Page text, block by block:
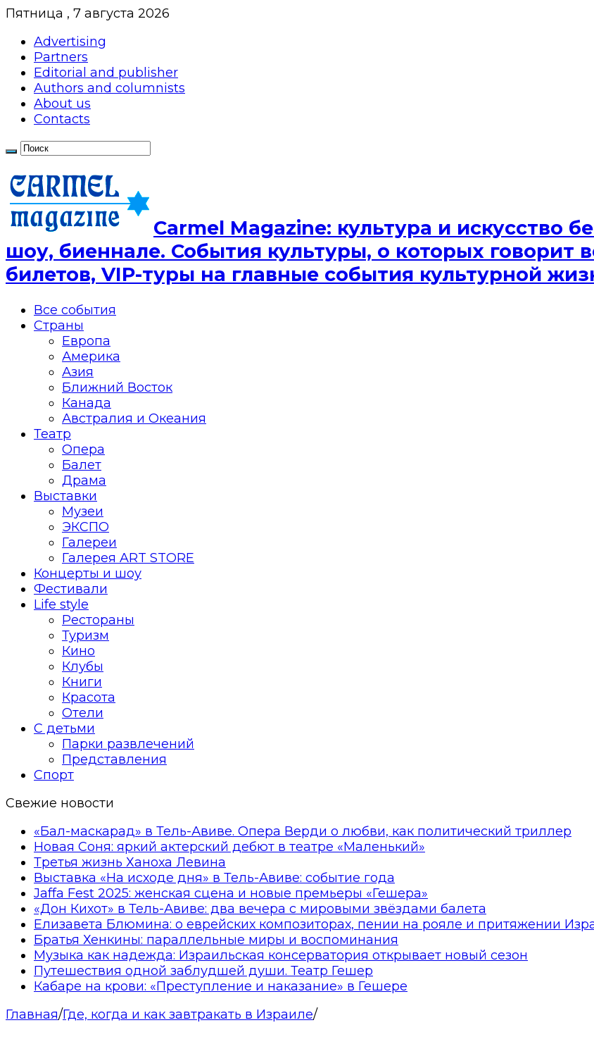
Пятница , 7 августа 2026
Advertising
Partners
Editorial and publisher
Authors and columnists
About us
Contacts
Сarmel Magazine: культура и искусство
шоу, биеннале. События культуры, о которых говорит
билетов, VIP-туры на главные события культурной
Все события
Страны
Европа
Америка
Азия
Ближний Восток
Канада
Австралия и Океания
Театр
Опера
Балет
Драма
Выставки
Музеи
ЭКСПО
Галереи
Галерея ART STORE
Концерты и шоу
Фестивали
Life style
Рестораны
Туризм
Кино
Клубы
Книги
Красота
Отели
С детьми
Парки развлечений
Представления
Спорт
Свежие новости
«Бал-маскарад» в Тель-Авиве. Опера Верди о любви, как политический триллер
Новая Соня: яркий актерский дебют в театре «Маленький»
Третья жизнь Ханоха Левина
Выставка «На исходе дня» в Тель-Авиве: событие года
Jaffa Fest 2025: женская сцена и новые премьеры «Гешера»
«Дон Кихот» в Тель-Авиве: два вечера с мировыми звёздами балета
Елизавета Блюмина: о еврейских композиторах, пении на рояле и притяжении
Братья Хенкины: параллельные миры и воспоминания
Музыка как надежда: Израильская консерватория открывает новый сезон
Путешествия одной заблудшей души. Театр Гешер
Кабаре на крови: «Преступление и наказание» в Гешере
Главная/Где, когда и как завтракать в Израиле/